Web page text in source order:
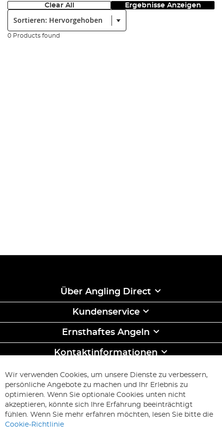
Clear All Ergebnisse Anzeigen
0 Products found
Über Angling Direct
Kundenservice
Ernsthaftes Angeln
Kontaktinformationen
ABONNIEREN & SPAREN
Melden
Sie
unseren
Newsletter
Abonnieren
Wir verwenden Cookies, um unsere Dienste zu verbessern,
persönliche Angebote zu machen und Ihr Erlebnis zu
optimieren. Wenn Sie optionale Cookies unten nicht
akzeptieren, könnte sich Ihre Erfahrung beeinträchtigt
fühlen. Wenn Sie mehr erfahren möchten, lesen Sie bitte die
Cookie-Richtlinie